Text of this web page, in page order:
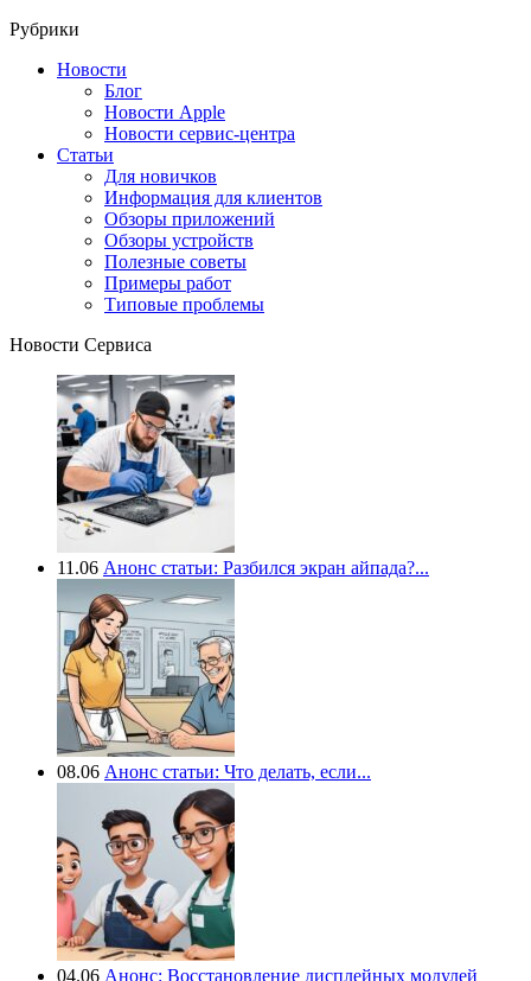
Рубрики
Новости
Блог
Новости Apple
Новости сервис-центра
Статьи
Для новичков
Информация для клиентов
Обзоры приложений
Обзоры устройств
Полезные советы
Примеры работ
Типовые проблемы
Новости Сервиса
11.06 Анонс статьи: Разбился экран айпада?...
08.06 Анонс статьи: Что делать, если...
04.06 Анонс: Восстановление дисплейных модулей